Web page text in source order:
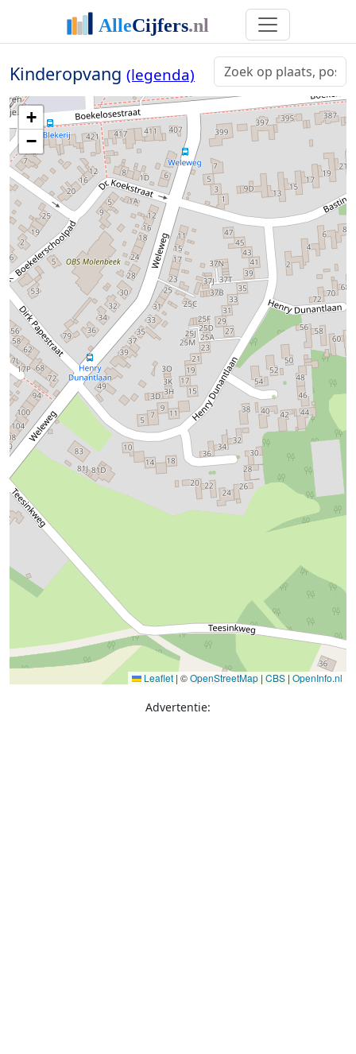
Kinderopvang (legenda)
+
−
Leaflet | ©OpenStreetMap | CBS | OpenInfo.nl
Advertentie: